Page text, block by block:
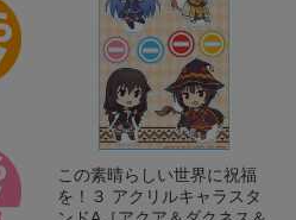
この素晴らしい世界に祝福
を！３ アクリルキャラスタ